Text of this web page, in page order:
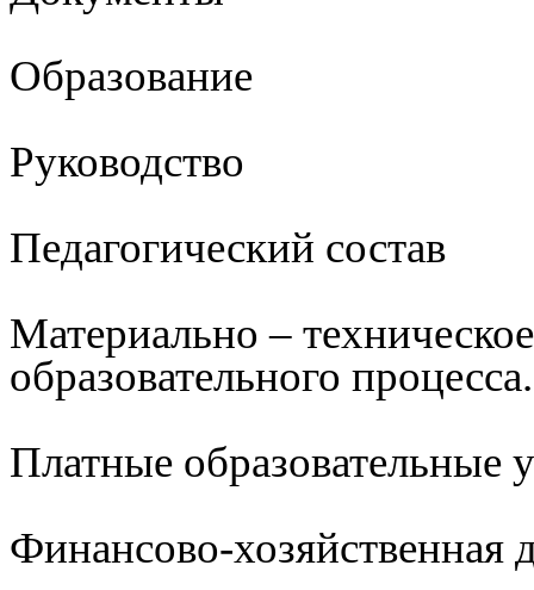
Образование
Руководство
Педагогический состав
Материально –
образовательного
Платные образовательные
Финансово-хозяйственная